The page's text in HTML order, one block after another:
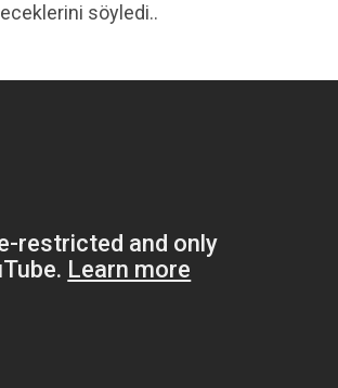
söyledi..